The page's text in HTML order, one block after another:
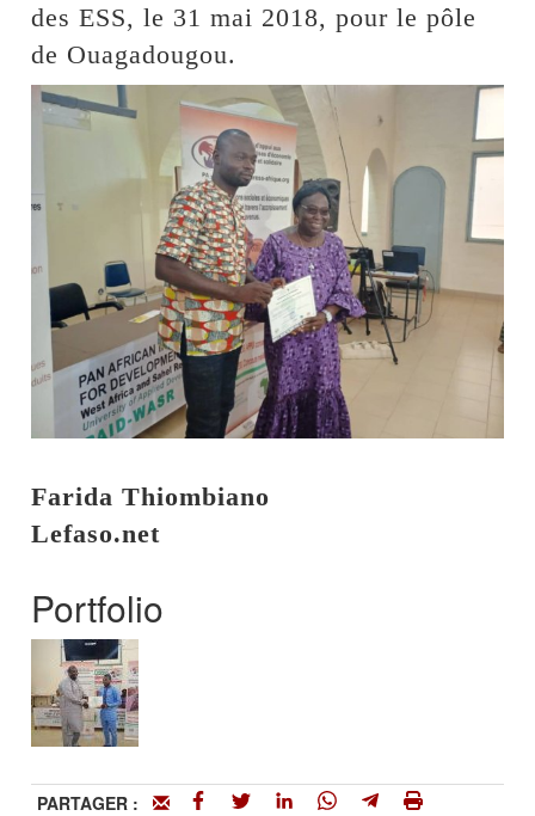
des ESS, le 31 mai 2018, pour le pôle
de Ouagadougou.
Farida Thiombiano
Lefaso.net
Portfolio
PARTAGER :